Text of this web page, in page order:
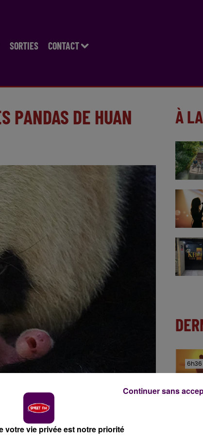
SORTIES CONTACT
PANDAS DE HUAN
À
6h36
6h36
votre vie privée est notre priorité
Continuer sans